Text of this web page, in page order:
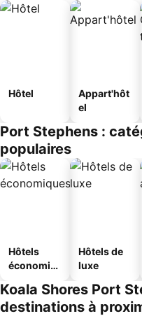
Hôtel
Appart'hôt
el
Port Stephens :
populaires
Hôtels
économiq
Hôtels de
luxe
Koala Shores Port
destinations à